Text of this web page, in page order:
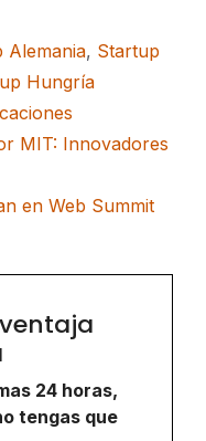
Alemania, Startup
Hungría
MIT: Innovadores
en Web Summit
24 horas,
tengas que